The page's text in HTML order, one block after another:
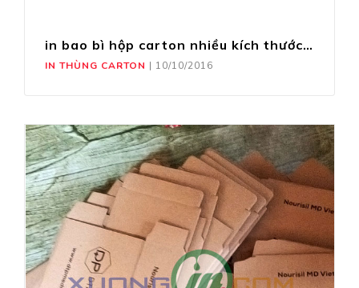
in bao bì hộp carton nhiều kích thước – trên giấy carton màu trắng
IN THÙNG CARTON | 10/10/2016